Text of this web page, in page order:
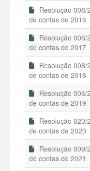
Resolução 008/
de contas de 2016
Resolução 006/
de contas de 2017
Resolução
de contas de 2018
Resolução 006/
de contas de 2019
Resolução 020/
de contas de 2020
Resolução 009/
de contas de 2021